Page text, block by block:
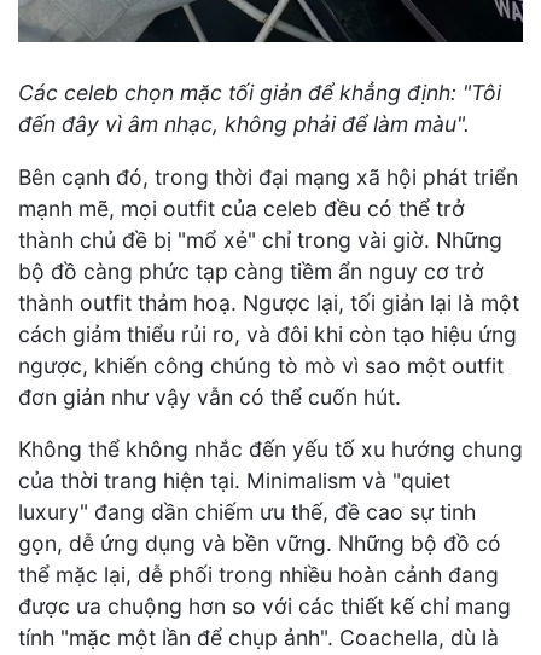
Các celeb chọn mặc tối giản để khẳng định: "Tôi
đến đây vì âm nhạc, không phải để làm màu".
Bên cạnh đó, trong thời đại mạng xã hội phát triển
mạnh mẽ, mọi outfit của celeb đều có thể trở
thành chủ đề bị "mổ xẻ" chỉ trong vài giờ. Những
bộ đồ càng phức tạp càng tiềm ẩn nguy cơ trở
thành outfit thảm hoạ. Ngược lại, tối giản lại là một
cách giảm thiểu rủi ro, và đôi khi còn tạo hiệu ứng
ngược, khiến công chúng tò mò vì sao một outfit
đơn giản như vậy vẫn có thể cuốn hút.
Không thể không nhắc đến yếu tố xu hướng chung
của thời trang hiện tại. Minimalism và "quiet
luxury" đang dần chiếm ưu thế, đề cao sự tinh
gọn, dễ ứng dụng và bền vững. Những bộ đồ có
thể mặc lại, dễ phối trong nhiều hoàn cảnh đang
được ưa chuộng hơn so với các thiết kế chỉ mang
tính "mặc một lần để chụp ảnh". Coachella, dù là